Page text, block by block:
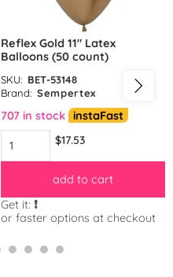
Reflex Gold 11″ Latex
Balloons (50 count)
SKU: BET-53148
Brand: Sempertex
707 in stock instaFast
$17.53
add to cart
Get it: ❗️
or faster options at checkout